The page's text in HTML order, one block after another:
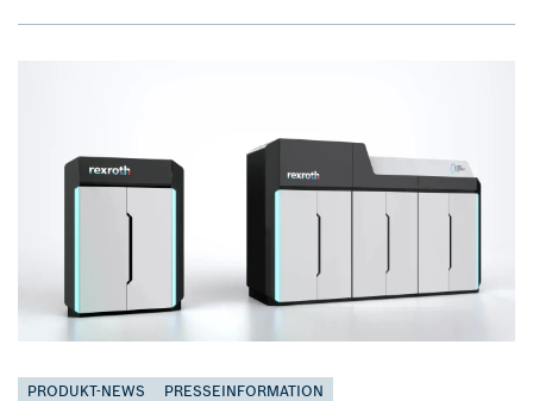
PRODUKT-NEWS PRESSEINFORMATION